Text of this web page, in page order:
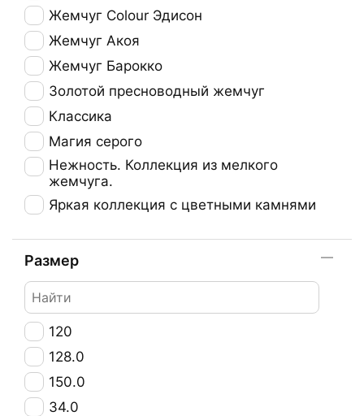
Жемчуг Colour Эдисон
Жемчуг Акоя
Жемчуг Барокко
Золотой пресноводный жемчуг
Классика
Магия серого
Нежность. Коллекция из мелкого
жемчуга.
Яркая коллекция с цветными камнями
Размер
120
128.0
150.0
34.0